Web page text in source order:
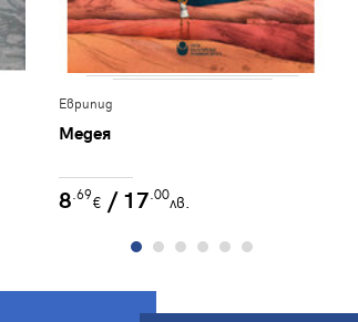
Еврипид
Медея
8.69€ / 17.00лв.